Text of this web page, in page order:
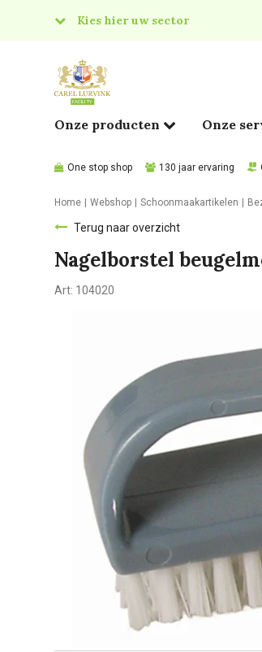
Kies hier uw sector
Food
Onze producten Onze
One stop shop 130 jaar ervaring
Home Webshop Schoonmaakartikelen
Terug naar overzicht
Nagelborstel
Art: 104020